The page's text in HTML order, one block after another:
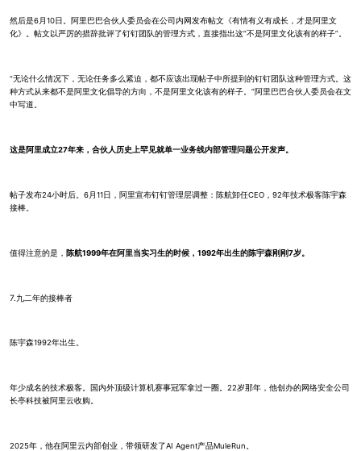
然后是6月10日。阿里巴巴合伙人委员会在公司内网发布帖文《有情有义有成长，才是阿里文
化》。帖文以严厉的措辞批评了钉钉团队的管理方式，直接指出这“不是阿里文化该有的样子”。
“无论什么情况下，无论任务多么紧迫，都不应该出现帖子中所提到的钉钉团队这种管理方式。这
种方式从来都不是阿里文化倡导的方向，不是阿里文化该有的样子。”阿里巴巴合伙人委员会在文
中写道。
这是阿里成立27年来，合伙人历史上罕见就单一业务线内部管理问题公开发声。
帖子发布24小时后。6月11日，阿里宣布钉钉管理层调整：陈航卸任CEO，92年技术极客陈宇森
接棒。
值得注意的是， 陈航1999年在阿里当实习生的时候，1992年出生的陈宇森刚刚7岁。
7.九二年的接棒者
陈宇森1992年出生。
年少成名的技术极客。国内外顶级计算机赛事冠军拿过一圈。22岁那年，他创办的网络安全公司
长亭科技被阿里云收购。
2025年，他在阿里云内部创业，带领研发了AI Agent产品MuleRun。